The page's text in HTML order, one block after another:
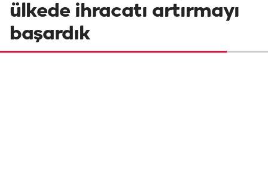
ülkede ihracatı artırmayı
başardık